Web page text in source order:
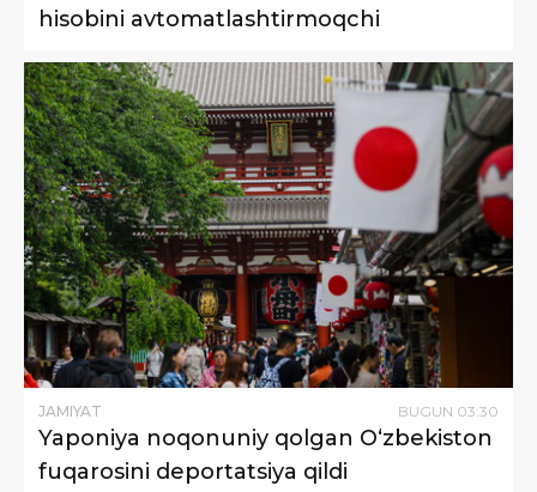
hisobini avtomatlashtirmoqchi
JAMIYAT BUGUN 03:30
Yaponiya noqonuniy qolgan O‘zbekiston
fuqarosini deportatsiya qildi